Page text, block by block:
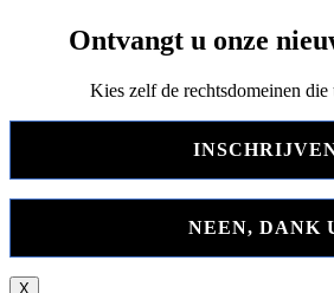
Ontvangt u onze
Kies zelf de rechtsdomeinen die
NEEN, DANK
X